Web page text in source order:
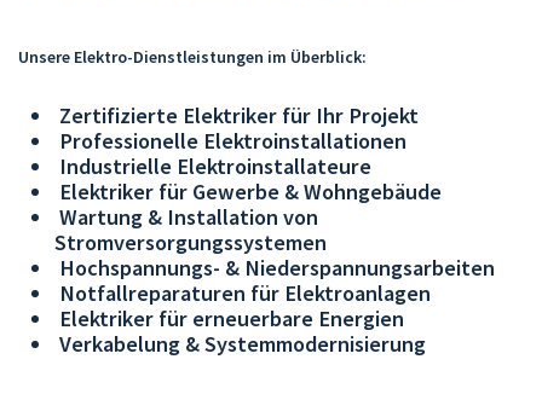
Unsere Elektro-Dienstleistungen im Überblick:
Zertifizierte Elektriker für Ihr Projekt
Professionelle Elektroinstallationen
Industrielle Elektroinstallateure
Elektriker für Gewerbe & Wohngebäude
Wartung & Installation von
Stromversorgungssystemen
Hochspannungs- & Niederspannungsarbeiten
Notfallreparaturen für Elektroanlagen
Elektriker für erneuerbare Energien
Verkabelung & Systemmodernisierung